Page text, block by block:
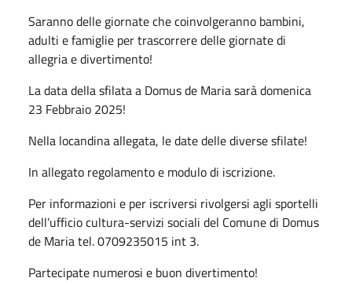
Saranno delle giornate che coinvolgeranno bambini,
adulti e famiglie per trascorrere delle giornate di
allegria e divertimento!
La data della sfilata a Domus de Maria sarà domenica
23 Febbraio 2025!
Nella locandina allegata, le date delle diverse sfilate!
In allegato regolamento e modulo di iscrizione.
Per informazioni e per iscriversi rivolgersi agli sportelli
dell’ufficio cultura-servizi sociali del Comune di Domus
de Maria tel. 0709235015 int 3.
Partecipate numerosi e buon divertimento!